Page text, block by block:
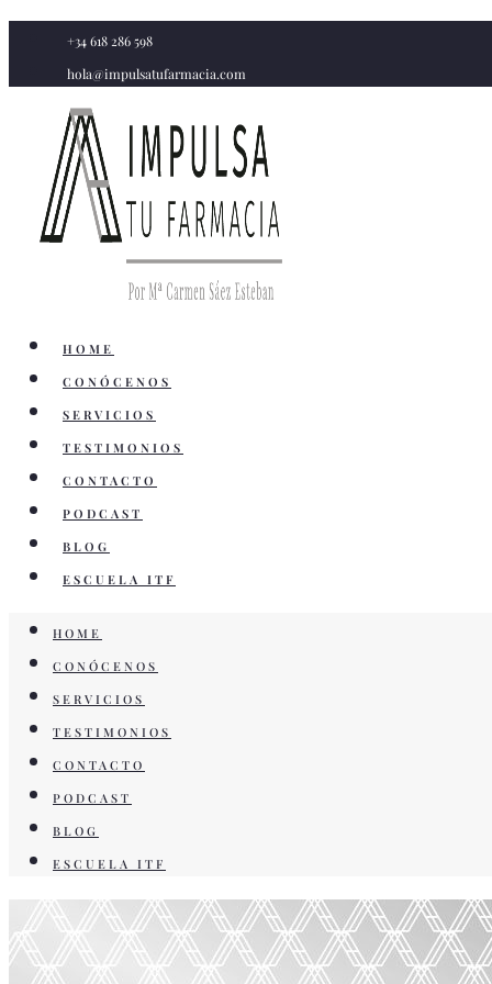
contenido
+34 618 286 598
hola@impulsatufarmacia.com
HOME
CONÓCENOS
SERVICIOS
TESTIMONIOS
CONTACTO
PODCAST
BLOG
ESCUELA ITF
HOME
CONÓCENOS
SERVICIOS
TESTIMONIOS
CONTACTO
PODCAST
BLOG
ESCUELA ITF